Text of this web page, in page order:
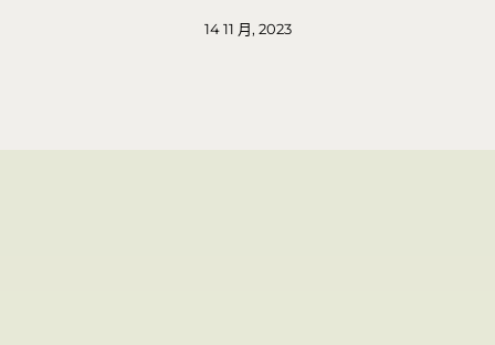
14 11 月, 2023